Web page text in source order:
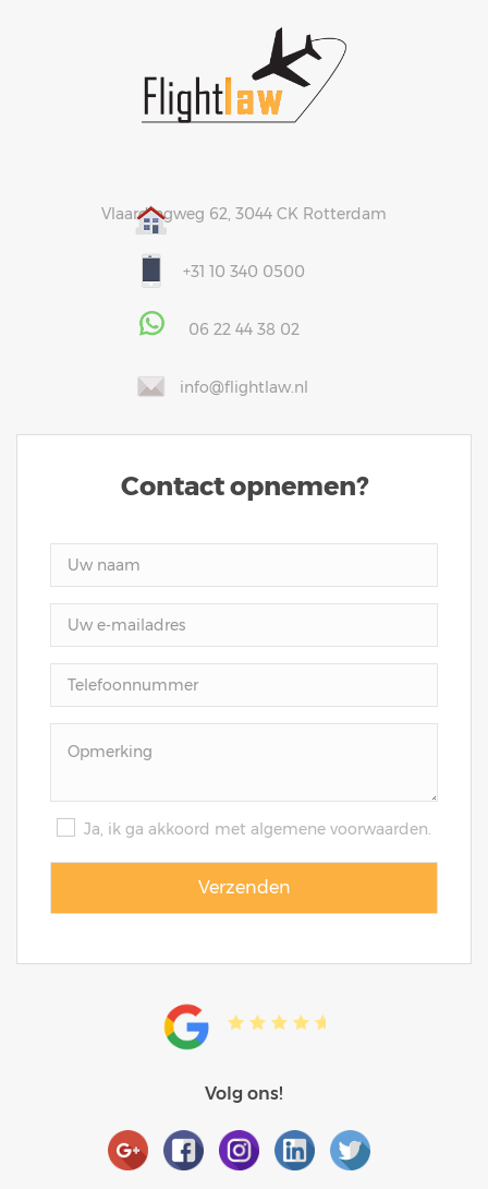
Vlaardingweg 62, 3044 CK Rotterdam
+31 10 340 0500
06 22 44 38 02
info@flightlaw.nl
Contact opnemen?
Ja, ik ga akkoord met algemene voorwaarden.
Volg ons!